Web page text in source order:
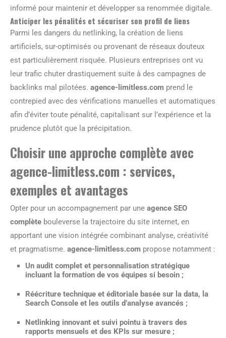
informé pour maintenir et développer sa renommée digitale.
Anticiper les pénalités et sécuriser son profil de liens
Parmi les dangers du netlinking, la création de liens
artificiels, sur-optimisés ou provenant de réseaux douteux
est particulièrement risquée. Plusieurs entreprises ont vu
leur trafic chuter drastiquement suite à des campagnes de
backlinks mal pilotées. agence-limitless.com prend le
contrepied avec des vérifications manuelles et automatiques
afin d’éviter toute pénalité, capitalisant sur l’expérience et la
prudence plutôt que la précipitation.
Choisir une approche complète avec
agence-limitless.com : services,
exemples et avantages
Opter pour un accompagnement par une agence SEO
complète bouleverse la trajectoire du site internet, en
apportant une vision intégrée combinant analyse, créativité
et pragmatisme. agence-limitless.com propose notamment :
Un audit complet et personnalisation stratégique
incluant la formation de vos équipes si besoin ;
Réécriture technique et éditoriale basée sur la data, la
Search Console et les outils d’analyse avancés ;
Netlinking innovant et suivi pointu à travers des
rapports mensuels et des KPIs sur mesure ;